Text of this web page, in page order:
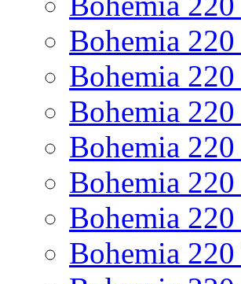
Bohemia
Bohemia
Bohemia
Bohemia
Bohemia
Bohemia
Bohemia